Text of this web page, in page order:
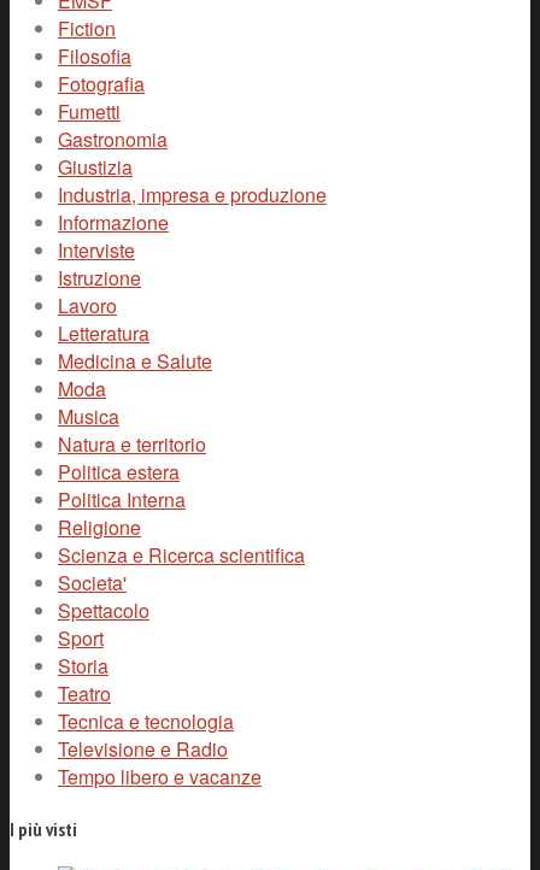
Fiction
Filosofia
Fotografia
Fumetti
Gastronomia
Giustizia
Industria, impresa e produzione
Informazione
Interviste
Istruzione
Lavoro
Letteratura
Medicina e Salute
Moda
Musica
Natura e territorio
Politica estera
Politica Interna
Religione
Scienza e Ricerca scientifica
Societa'
Spettacolo
Sport
Storia
Teatro
Tecnica e tecnologia
Televisione e Radio
Tempo libero e vacanze
I più visti